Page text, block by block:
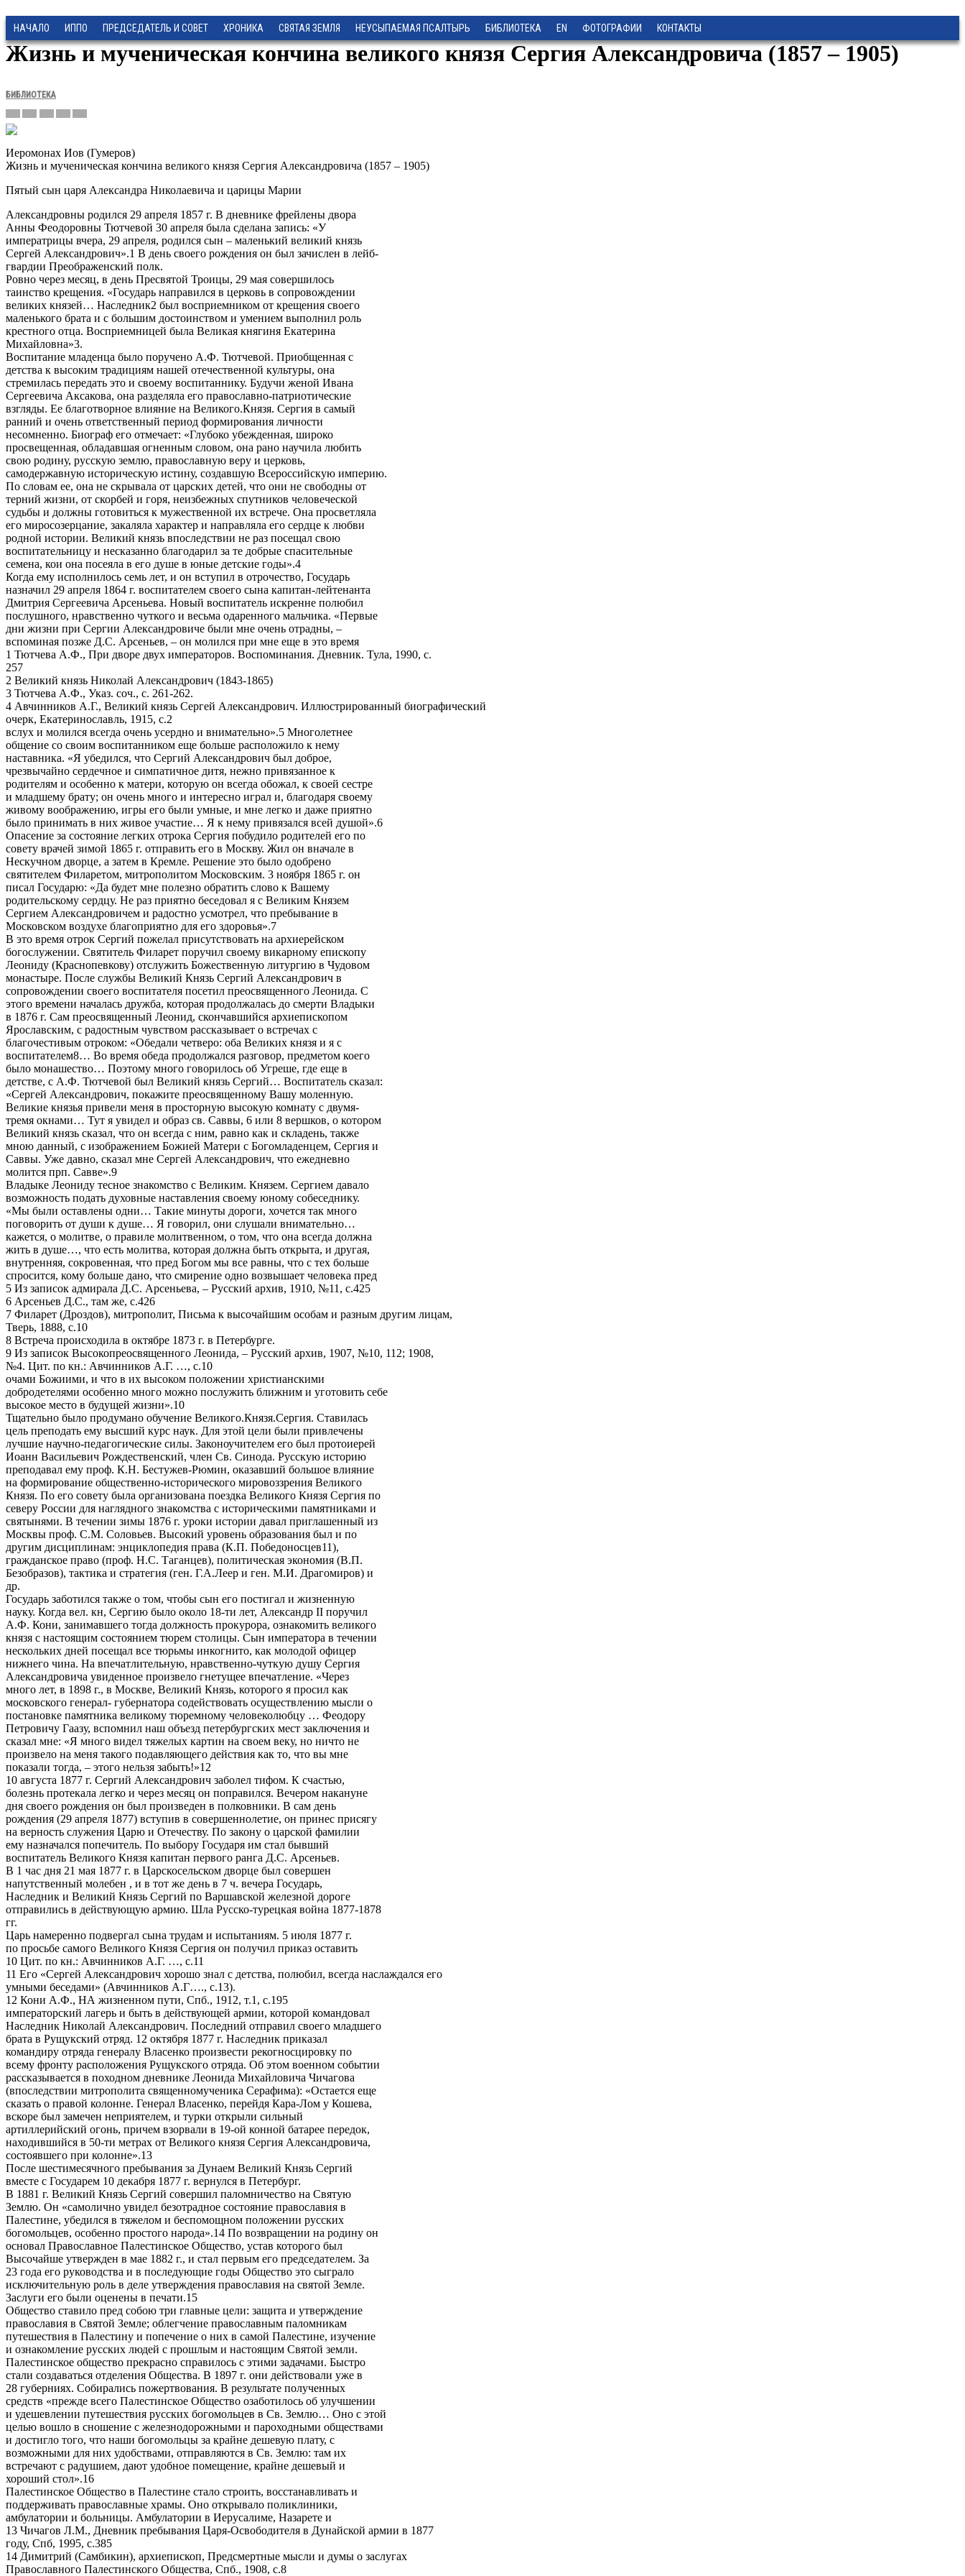
НАЧАЛО ИППО ПРЕДСЕДАТЕЛЬ И СОВЕТ ХРОНИКА СВЯТАЯ ЗЕМЛЯ НЕУСЫПАЕМАЯ ПСАЛТЫРЬ БИБЛИОТЕКА EN ФОТОГРАФИИ КОНТАКТЫ
Жизнь и мученическая кончина великого князя Сергия Александровича (1857 – 1905)
БИБЛИОТЕКА
Иеромонах Иов (Гумеров)
Жизнь и мученическая кончина великого князя Сергия Александровича (1857 – 1905)
Пятый сын царя Александра Николаевича и царицы Марии
Александровны родился 29 апреля 1857 г. В дневнике фрейлены двора
Анны Феодоровны Тютчевой 30 апреля была сделана запись: «У
императрицы вчера, 29 апреля, родился сын – маленький великий князь
Сергей Александрович».1 В день своего рождения он был зачислен в лейб-
гвардии Преображенский полк.
Ровно через месяц, в день Пресвятой Троицы, 29 мая совершилось
таинство крещения. «Государь направился в церковь в сопровождении
великих князей… Наследник2 был восприемником от крещения своего
маленького брата и с большим достоинством и умением выполнил роль
крестного отца. Восприемницей была Великая княгиня Екатерина
Михайловна»3.
Воспитание младенца было поручено А.Ф. Тютчевой. Приобщенная с
детства к высоким традициям нашей отечественной культуры, она
стремилась передать это и своему воспитаннику. Будучи женой Ивана
Сергеевича Аксакова, она разделяла его православно-патриотические
взгляды. Ее благотворное влияние на Великого.Князя. Сергия в самый
ранний и очень ответственный период формирования личности
несомненно. Биограф его отмечает: «Глубоко убежденная, широко
просвещенная, обладавшая огненным словом, она рано научила любить
свою родину, русскую землю, православную веру и церковь,
самодержавную историческую истину, создавшую Всероссийскую империю.
По словам ее, она не скрывала от царских детей, что они не свободны от
терний жизни, от скорбей и горя, неизбежных спутников человеческой
судьбы и должны готовиться к мужественной их встрече. Она просветляла
его миросозерцание, закаляла характер и направляла его сердце к любви
родной истории. Великий князь впоследствии не раз посещал свою
воспитательницу и несказанно благодарил за те добрые спасительные
семена, кои она посеяла в его душе в юные детские годы».4
Когда ему исполнилось семь лет, и он вступил в отрочество, Государь
назначил 29 апреля 1864 г. воспитателем своего сына капитан-лейтенанта
Дмитрия Сергеевича Арсеньева. Новый воспитатель искренне полюбил
послушного, нравственно чуткого и весьма одаренного мальчика. «Первые
дни жизни при Сергии Александровиче были мне очень отрадны, –
вспоминая позже Д.С. Арсеньев, – он молился при мне еще в это время
1 Тютчева А.Ф., При дворе двух императоров. Воспоминания. Дневник. Тула, 1990, с.
257
2 Великий князь Николай Александрович (1843-1865)
3 Тютчева А.Ф., Указ. соч., с. 261-262.
4 Авчинников А.Г., Великий князь Сергей Александрович. Иллюстрированный биографический
очерк, Екатеринославль, 1915, с.2
вслух и молился всегда очень усердно и внимательно».5 Многолетнее
общение со своим воспитанником еще больше расположило к нему
наставника. «Я убедился, что Сергий Александрович был доброе,
чрезвычайно сердечное и симпатичное дитя, нежно привязанное к
родителям и особенно к матери, которую он всегда обожал, к своей сестре
и младшему брату; он очень много и интересно играл и, благодаря своему
живому воображению, игры его были умные, и мне легко и даже приятно
было принимать в них живое участие… Я к нему привязался всей душой».6
Опасение за состояние легких отрока Сергия побудило родителей его по
совету врачей зимой 1865 г. отправить его в Москву. Жил он вначале в
Нескучном дворце, а затем в Кремле. Решение это было одобрено
святителем Филаретом, митрополитом Московским. 3 ноября 1865 г. он
писал Государю: «Да будет мне полезно обратить слово к Вашему
родительскому сердцу. Не раз приятно беседовал я с Великим Князем
Сергием Александровичем и радостно усмотрел, что пребывание в
Московском воздухе благоприятно для его здоровья».7
В это время отрок Сергий пожелал присутствовать на архиерейском
богослужении. Святитель Филарет поручил своему викарному епископу
Леониду (Краснопевкову) отслужить Божественную литургию в Чудовом
монастыре. После службы Великий Князь Сергий Александрович в
сопровождении своего воспитателя посетил преосвященного Леонида. С
этого времени началась дружба, которая продолжалась до смерти Владыки
в 1876 г. Сам преосвященный Леонид, скончавшийся архиепископом
Ярославским, с радостным чувством рассказывает о встречах с
благочестивым отроком: «Обедали четверо: оба Великих князя и я с
воспитателем8… Во время обеда продолжался разговор, предметом коего
было монашество… Поэтому много говорилось об Угреше, где еще в
детстве, с А.Ф. Тютчевой был Великий князь Сергий… Воспитатель сказал:
«Сергей Александрович, покажите преосвященному Вашу моленную.
Великие князья привели меня в просторную высокую комнату с двумя-
тремя окнами… Тут я увидел и образ св. Саввы, 6 или 8 вершков, о котором
Великий князь сказал, что он всегда с ним, равно как и складень, также
мною данный, с изображением Божией Матери с Богомладенцем, Сергия и
Саввы. Уже давно, сказал мне Сергей Александрович, что ежедневно
молится прп. Савве».9
Владыке Леониду тесное знакомство с Великим. Князем. Сергием давало
возможность подать духовные наставления своему юному собеседнику.
«Мы были оставлены одни… Такие минуты дороги, хочется так много
поговорить от души к душе… Я говорил, они слушали внимательно…
кажется, о молитве, о правиле молитвенном, о том, что она всегда должна
жить в душе…, что есть молитва, которая должна быть открыта, и другая,
внутренняя, сокровенная, что пред Богом мы все равны, что с тех больше
спросится, кому больше дано, что смирение одно возвышает человека пред
5 Из записок адмирала Д.С. Арсеньева, – Русский архив, 1910, №11, с.425
6 Арсеньев Д.С., там же, с.426
7 Филарет (Дроздов), митрополит, Письма к высочайшим особам и разным другим лицам,
Тверь, 1888, с.10
8 Встреча происходила в октябре 1873 г. в Петербурге.
9 Из записок Высокопреосвященного Леонида, – Русский архив, 1907, №10, 112; 1908,
№4. Цит. по кн.: Авчинников А.Г. …, с.10
очами Божиими, и что в их высоком положении христианскими
добродетелями особенно много можно послужить ближним и уготовить себе
высокое место в будущей жизни».10
Тщательно было продумано обучение Великого.Князя.Сергия. Ставилась
цель преподать ему высший курс наук. Для этой цели были привлечены
лучшие научно-педагогические силы. Законоучителем его был протоиерей
Иоанн Васильевич Рождественский, член Св. Синода. Русскую историю
преподавал ему проф. К.Н. Бестужев-Рюмин, оказавший большое влияние
на формирование общественно-исторического мировоззрения Великого
Князя. По его совету была организована поездка Великого Князя Сергия по
северу России для наглядного знакомства с историческими памятниками и
святынями. В течении зимы 1876 г. уроки истории давал приглашенный из
Москвы проф. С.М. Соловьев. Высокий уровень образования был и по
другим дисциплинам: энциклопедия права (К.П. Победоносцев11),
гражданское право (проф. Н.С. Таганцев), политическая экономия (В.П.
Безобразов), тактика и стратегия (ген. Г.А.Леер и ген. М.И. Драгомиров) и
др.
Государь заботился также о том, чтобы сын его постигал и жизненную
науку. Когда вел. кн, Сергию было около 18-ти лет, Александр II поручил
А.Ф. Кони, занимавшего тогда должность прокурора, ознакомить великого
князя с настоящим состоянием тюрем столицы. Сын императора в течении
нескольких дней посещал все тюрьмы инкогнито, как молодой офицер
нижнего чина. На впечатлительную, нравственно-чуткую душу Сергия
Александровича увиденное произвело гнетущее впечатление. «Через
много лет, в 1898 г., в Москве, Великий Князь, которого я просил как
московского генерал- губернатора содействовать осуществлению мысли о
постановке памятника великому тюремному человеколюбцу … Феодору
Петровичу Гаазу, вспомнил наш объезд петербургских мест заключения и
сказал мне: «Я много видел тяжелых картин на своем веку, но ничто не
произвело на меня такого подавляющего действия как то, что вы мне
показали тогда, – этого нельзя забыть!»12
10 августа 1877 г. Сергий Александрович заболел тифом. К счастью,
болезнь протекала легко и через месяц он поправился. Вечером накануне
дня своего рождения он был произведен в полковники. В сам день
рождения (29 апреля 1877) вступив в совершеннолетие, он принес присягу
на верность служения Царю и Отечеству. По закону о царской фамилии
ему назначался попечитель. По выбору Государя им стал бывший
воспитатель Великого Князя капитан первого ранга Д.С. Арсеньев.
В 1 час дня 21 мая 1877 г. в Царскосельском дворце был совершен
напутственный молебен , и в тот же день в 7 ч. вечера Государь,
Наследник и Великий Князь Сергий по Варшавской железной дороге
отправились в действующую армию. Шла Русско-турецкая война 1877-1878
гг.
Царь намеренно подвергал сына трудам и испытаниям. 5 июля 1877 г.
по просьбе самого Великого Князя Сергия он получил приказ оставить
10 Цит. по кн.: Авчинников А.Г. …, с.11
11 Его «Сергей Александрович хорошо знал с детства, полюбил, всегда наслаждался его
умными беседами» (Авчинников А.Г…., с.13).
12 Кони А.Ф., НА жизненном пути, Спб., 1912, т.1, с.195
императорский лагерь и быть в действующей армии, которой командовал
Наследник Николай Александрович. Последний отправил своего младшего
брата в Рущукский отряд. 12 октября 1877 г. Наследник приказал
командиру отряда генералу Власенко произвести рекогносцировку по
всему фронту расположения Рущукского отряда. Об этом военном событии
рассказывается в походном дневнике Леонида Михайловича Чичагова
(впоследствии митрополита священномученика Серафима): «Остается еще
сказать о правой колонне. Генерал Власенко, перейдя Кара-Лом у Кошева,
вскоре был замечен неприятелем, и турки открыли сильный
артиллерийский огонь, причем взорвали в 19-ой конной батарее передок,
находившийся в 50-ти метрах от Великого князя Сергия Александровича,
состоявшего при колонне».13
После шестимесячного пребывания за Дунаем Великий Князь Сергий
вместе с Государем 10 декабря 1877 г. вернулся в Петербург.
В 1881 г. Великий Князь Сергий совершил паломничество на Святую
Землю. Он «самолично увидел безотрадное состояние православия в
Палестине, убедился в тяжелом и беспомощном положении русских
богомольцев, особенно простого народа».14 По возвращении на родину он
основал Православное Палестинское Общество, устав которого был
Высочайше утвержден в мае 1882 г., и стал первым его председателем. За
23 года его руководства и в последующие годы Общество это сыграло
исключительную роль в деле утверждения православия на святой Земле.
Заслуги его были оценены в печати.15
Общество ставило пред собою три главные цели: защита и утверждение
православия в Святой Земле; облегчение православным паломникам
путешествия в Палестину и попечение о них в самой Палестине, изучение
и ознакомление русских людей с прошлым и настоящим Святой земли.
Палестинское общество прекрасно справилось с этими задачами. Быстро
стали создаваться отделения Общества. В 1897 г. они действовали уже в
28 губерниях. Собирались пожертвования. В результате полученных
средств «прежде всего Палестинское Общество озаботилось об улучшении
и удешевлении путешествия русских богомольцев в Св. Землю… Оно с этой
целью вошло в сношение с железнодорожными и пароходными обществами
и достигло того, что наши богомольцы за крайне дешевую плату, с
возможными для них удобствами, отправляются в Св. Землю: там их
встречают с радушием, дают удобное помещение, крайне дешевый и
хороший стол».16
Палестинское Общество в Палестине стало строить, восстанавливать и
поддерживать православные храмы. Оно открывало поликлиники,
амбулатории и больницы. Амбулатории в Иерусалиме, Назарете и
13 Чичагов Л.М., Дневник пребывания Царя-Освободителя в Дунайской армии в 1877
году, Спб, 1995, с.385
14 Димитрий (Самбикин), архиепископ, Предсмертные мысли и думы о заслугах
Православного Палестинского Общества, Спб., 1908, с.8